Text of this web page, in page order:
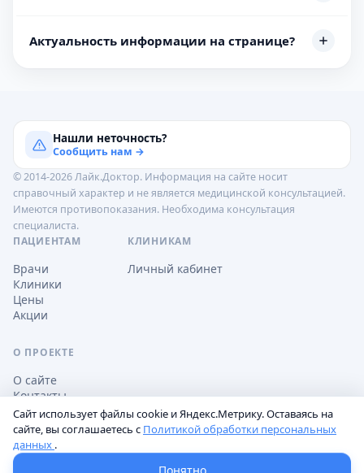
Актуальность информации на странице?
Нашли неточность?
Сообщить нам →
© 2014-2026 Лайк.Доктор. Информация на сайте носит
справочный характер и не является медицинской консультацией.
Имеются противопоказания. Необходима консультация
специалиста.
ПАЦИЕНТАМ
Врачи
Клиники
Цены
Акции
КЛИНИКАМ
Личный кабинет
О ПРОЕКТЕ
О сайте
Контакты
Обработка персональных данных
Пользовательское соглашениеНастройки cookie
Сайт использует файлы cookie и Яндекс.Метрику. Оставаясь на
сайте, вы соглашаетесь с Политикой обработки персональных
данных .